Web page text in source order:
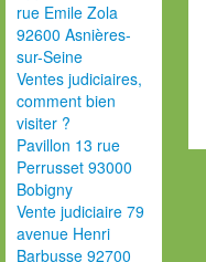
rue Emile Zola
92600 Asnières-
sur-Seine
Ventes judiciaires,
comment bien
visiter ?
Pavillon 13 rue
Perrusset 93000
Bobigny
Vente judiciaire 79
avenue Henri
Barbusse 92700